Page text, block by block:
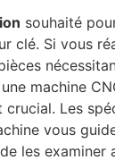
souhaité
clé. Si vous
machine
crucial. Les
vous
les examiner